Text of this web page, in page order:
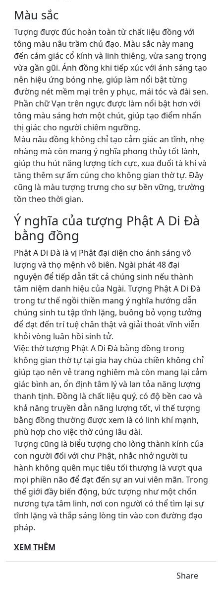
Màu sắc
Tượng được đúc hoàn toàn từ chất liệu đồng với
tông màu nâu trầm chủ đạo. Màu sắc này mang
đến cảm giác cổ kính và linh thiêng, vừa sang trọng
vừa gần gũi. Ánh đồng khi tiếp xúc với ánh sáng tạo
nên hiệu ứng bóng nhẹ, giúp làm nổi bật từng
đường nét mềm mại trên y phục, mái tóc và đài sen.
Phần chữ Vạn trên ngực được làm nổi bật hơn với
tông màu sáng hơn một chút, giúp tạo điểm nhấn
thị giác cho người chiêm ngưỡng.
Màu nâu đồng không chỉ tạo cảm giác an tĩnh, nhẹ
nhàng mà còn mang ý nghĩa phong thủy tốt lành,
giúp thu hút năng lượng tích cực, xua đuổi tà khí và
tăng thêm sự ấm cúng cho không gian thờ tự. Đây
cũng là màu tượng trưng cho sự bền vững, trường
tồn theo thời gian.
Ý nghĩa của tượng Phật A Di Đà
bằng đồng
Phật A Di Đà là vị Phật đại diện cho ánh sáng vô
lượng và thọ mệnh vô biên. Ngài phát 48 đại
nguyện để tiếp dẫn tất cả chúng sinh nếu thành
tâm niệm danh hiệu của Ngài. Tượng Phật A Di Đà
trong tư thế ngồi thiền mang ý nghĩa hướng dẫn
chúng sinh tu tập tĩnh lặng, buông bỏ vọng tưởng
để đạt đến trí tuệ chân thật và giải thoát vĩnh viễn
khỏi vòng luân hồi sinh tử.
Việc thờ tượng Phật A Di Đà bằng đồng trong
không gian thờ tự tại gia hay chùa chiền không chỉ
giúp tạo nên vẻ trang nghiêm mà còn mang lại cảm
giác bình an, ổn định tâm lý và lan tỏa năng lượng
thanh tịnh. Đồng là chất liệu quý, có độ bền cao và
khả năng truyền dẫn năng lượng tốt, vì thế tượng
bằng đồng thường được xem là có linh khí mạnh,
phù hợp cho việc thờ cúng lâu dài.
Tượng cũng là biểu tượng cho lòng thành kính của
con người đối với chư Phật, nhắc nhở người tu
hành không quên mục tiêu tối thượng là vượt qua
mọi phiền não để đạt đến sự an vui viên mãn. Trong
thế giới đầy biến động, bức tượng như một chốn
nương tựa tâm linh, nơi con người có thể tìm lại sự
tĩnh lặng và thắp sáng lòng tin vào con đường đạo
pháp.
XEM THÊM
Share